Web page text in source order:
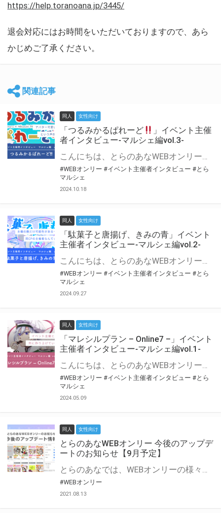
https://help.toranoana.jp/3445/
退会対応にはお時間をいただいておりますので、あら
かじめご了承ください。
関連記事
同人 女性向け
「つるみかるぱれーど
」イベント主催
者インタビュー-マルシェ編vol.3-
こんにちは、とらのあなWEBオンリー運営スタッフです。 新たにお届けする、イベント主催者インタビュー-マルシェ編-は、 とらのあなWEBオンリー「マルシェ」をご利用した主催様に 「マルシェ」を使って開催した感想や心がけをお聞きする企画です。 今回は、WEBオンリー初開催「つるみかるぱれーど
#WEBオンリー #イベント主催者インタビュー #とら
マルシェ
2024.10.18
同人 女性向け
「駄菓子と唐揚げ、きみの青」イベント
主催者インタビュー-マルシェ編vol.2-
こんにちは、とらのあなWEBオンリー運営スタッフです。 新たにお届けする、イベント主催者インタビュー-マルシェ編-は、 とらのあなWEBオンリー「マルシェ」をご利用の主催様に 「マルシェ」を使ってイベントを開催した感想や心がけをお聞きする企画です。 今回は、WEBオンリー初開催「駄菓子と唐揚げ、きみの青」より、 主催のぎこ六屋様にお話を伺いました。 協力：ぎこ六屋様／イベント公式Twitter（@krkgwks） とらのあなWEBオンリー「マルシェ」とは？ WEBオンリーでリアルタイムでコミュニケーションがとれるオンライン会場です。
#WEBオンリー #イベント主催者インタビュー #とら
マルシェ
2024.09.27
同人 女性向け
「マレシルプラン – Online7 –」イベント
主催者インタビュー-マルシェ編vol.1-
こんにちは、とらのあなWEBオンリー運営スタッフです。 新たにお届けする、イベント主催者インタビュー-マルシェ編-は、 とらのあなWEBオンリー「マルシェ」をご利用した主催様に 「マルシェ」を使って開催した感想や心がけをお聞きする企画です。 今回は、WEBオンリー開催7回目迎えた「マレシルプラン – Online7 –」より、 主催の玉川うた様にお話を伺いました。 ▼マレシルプランのインタビュー前回記事 「イベント主催者インタビュー vol.6」はこちら 協力：玉川うた様（マレシルプラン実行委員会 代表）／イベント公式Twitter（@mallesil_plan） とらのあなWEBオンリー「マルシェ」とは？ WEBオンリーでリアルタイムでコミュニケーションがとれるオンライン会場です。
#WEBオンリー #イベント主催者インタビュー #とら
マルシェ
2024.05.09
同人 女性向け
とらのあなWEBオンリー 今後のアップデ
ートのお知らせ【9月予定】
とらのあなでは、WEBオンリーの様々な支援を実施しています。 今回は2021年9月に実装を予定しているアップデート情報についてご紹介いたします。 とらのあなWEBオンリーサイトはこちら
#WEBオンリー
2021.08.13